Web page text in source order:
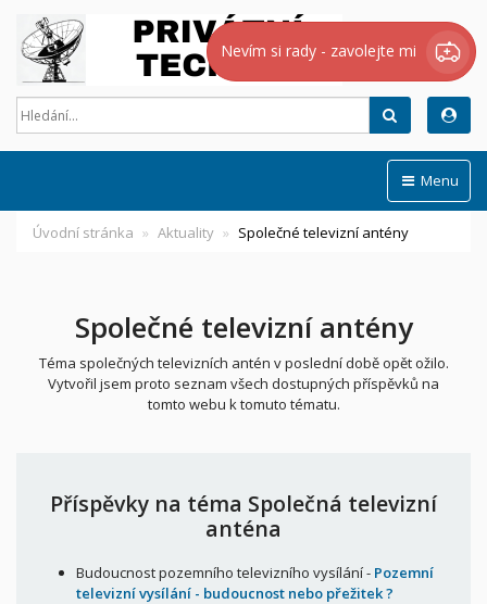
Nevím si rady - zavolejte mi
Menu
Úvodní stránka Aktuality Společné televizní antény
Společné televizní antény
Téma společných televizních antén v poslední době opět ožilo.
Vytvořil jsem proto seznam všech dostupných příspěvků na
tomto webu k tomuto tématu.
Příspěvky na téma Společná televizní
anténa
Budoucnost pozemního televizního vysílání - Pozemní
televizní vysílání - budoucnost nebo přežitek ?